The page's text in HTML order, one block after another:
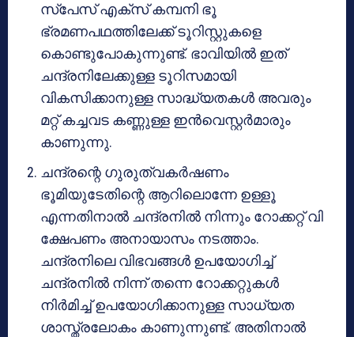
സ്പേസ് എക്സ് കമ്പനി ഭൂ
ഭ്രമണപഥത്തിലേക്ക് ടൂറിസ്റ്റുകളെ
കൊണ്ടുപോകുന്നുണ്ട്. ഭാവിയിൽ ഇത്
ചന്ദ്രനിലേക്കുള്ള ടൂറിസമായി
വികസിക്കാനുള്ള സാദ്ധ്യതകൾ അവരും
മറ്റ് കച്ചവട കണ്ണുള്ള ഇൻവെസ്റ്റർമാരും
കാണുന്നു.
ചന്ദ്രന്റെ ഗുരുത്വകർഷണം
ഭൂമിയുടേതിന്റെ ആറിലൊന്നേ ഉള്ളൂ
എന്നതിനാൽ ചന്ദ്രനിൽ നിന്നും റോക്കറ്റ് വി
ക്ഷേപണം അനായാസം നടത്താം.
ചന്ദ്രനിലെ വിഭവങ്ങൾ ഉപയോഗിച്ച്
ചന്ദ്രനിൽ നിന്ന് തന്നെ റോക്കറ്റുകൾ
നിർമിച്ച് ഉപയോഗിക്കാനുള്ള സാധ്യത
ശാസ്ത്രലോകം കാണുന്നുണ്ട്. അതിനാൽ